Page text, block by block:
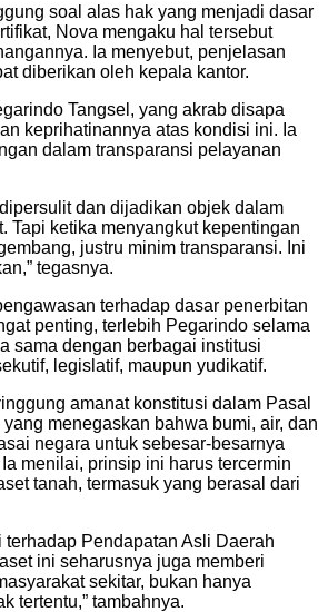
soal alas hak yang menjadi dasar
Nova mengaku hal tersebut
Ia menyebut, penjelasan
diberikan oleh kepala kantor.
Tangsel, yang akrab disapa
keprihatinannya atas kondisi ini. Ia
dalam transparansi pelayanan
dan dijadikan objek dalam
Tapi ketika menyangkut kepentingan
justru minim transparansi. Ini
tegasnya.
terhadap dasar penerbitan
penting, terlebih Pegarindo selama
sama dengan berbagai institusi
legislatif, maupun yudikatif.
amanat konstitusi dalam Pasal
menegaskan bahwa bumi, air, dan
negara untuk sebesar-besarnya
menilai, prinsip ini harus tercermin
tanah, termasuk yang berasal dari
terhadap Pendapatan Asli Daerah
ini seharusnya juga memberi
sekitar, bukan hanya
tertentu,” tambahnya.